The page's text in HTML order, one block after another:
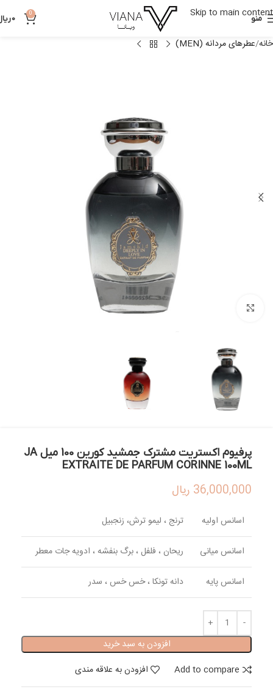
Skip to main content
منو 0
0
خانه عطرهای مردانه (MEN)
پرفیوم اکستریت مشترک جمشید کورین 100 میل JA
EXTRAITE DE PARFUM CORINNE 100ML
36,000,000 ریال
اسانس اولیه ترنج ، لیمو ترش، زنجبیل
اسانس میانی ریحان ، فلفل ، برگ بنفشه ، ادویه جات معطر
اسانس پایه دانه تونکا ، خس خس ، سدر
افزودن به سبد خرید
Add to compare
افزودن به علاقه مندی